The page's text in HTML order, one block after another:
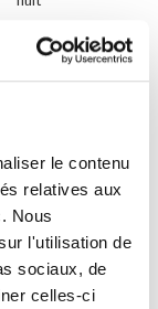
le contenu
relatives aux
Nous
l'utilisation de
sociaux, de
celles-ci
Taxes
comprises
Télévision